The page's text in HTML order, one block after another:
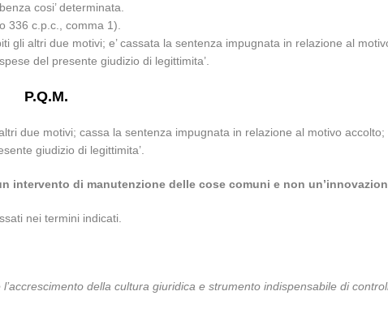
cosi’ determinata.
336 c.p.c., comma 1).
gli altri due motivi; e’ cassata la sentenza impugnata in relazione al
del presente giudizio di legittimita’.
P.Q.M.
due motivi; cassa la sentenza impugnata in relazione al motivo
giudizio di legittimita’.
di manutenzione delle cose comuni e non
nei termini indicati.
della cultura giuridica e strumento indispensabile di